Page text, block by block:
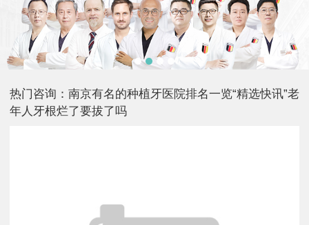
热门咨询：南京有名的种植牙医院排名一览“精选快讯”老
年人牙根烂了要拔了吗